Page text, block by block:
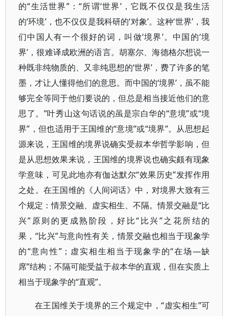
的“生活世界”：“所谓‘世界’，它既不仅仅是我生活
的‘环境’，也不仅仅是我科研的‘对象’。这种‘世界’，我
们中国人有一个很好的词，叫做‘境界’。中国的‘境
界’，很难译成欧洲的语言。胡塞尔、海德格尔想说一
种既非纯物质的、又非纯思想的‘世界’，费了许多的笔
墨，才让人懂得他们的意思。而中国的‘境界’，虽不能
够完全等同于他们要说的，但总是相当接近他们的意
思了。”叶秀山这句话说的虽是宗白华的“意境”或“境
界”，但也适用于王国维的“意境”或“境界”。从思想起
源来说，王国维的境界说确实受叔本华哲学影响，但
是从思想效果来说，王国维的境界说也确实颇有现象
学意味，可见此地亦有伽达默尔“效果历史”发挥作用
之处。在王国维的《人间词话》中，对境界大致有三
个规定：情景交融、虚实相生、不隔。情景交融是“比
兴”原则的更成熟阶段，好比“比兴”之花所结的
果，“比兴”与意向性有关，情景交融也相当于现象学
的“意向性”；虚实相生相当于现象学的“在场—缺
席”结构；不隔可能受益于叔本华的直观，但在实质上
相当于现象学的“直观”。
在王国维关于境界的三个规定中，“虚实相生”可